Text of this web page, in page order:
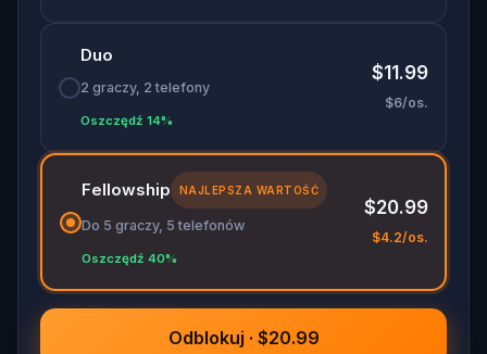
Duo
2 graczy, 2 telefony
Oszczędź 14%
$11.99
$6/os.
Fellowship NAJLEPSZA WARTOŚĆ
Do 5 graczy, 5 telefonów
Oszczędź 40%
$20.99
$4.2/os.
Odblokuj · $20.99